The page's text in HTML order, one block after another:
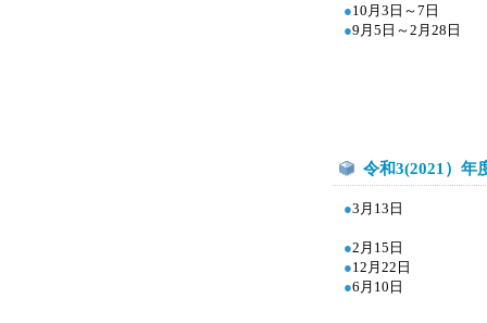
●10 月3日～7日
●9月5日～2月28日
令和3(2021）年
●3月13日
●2 月15日
●12 月22日
●6 月10日